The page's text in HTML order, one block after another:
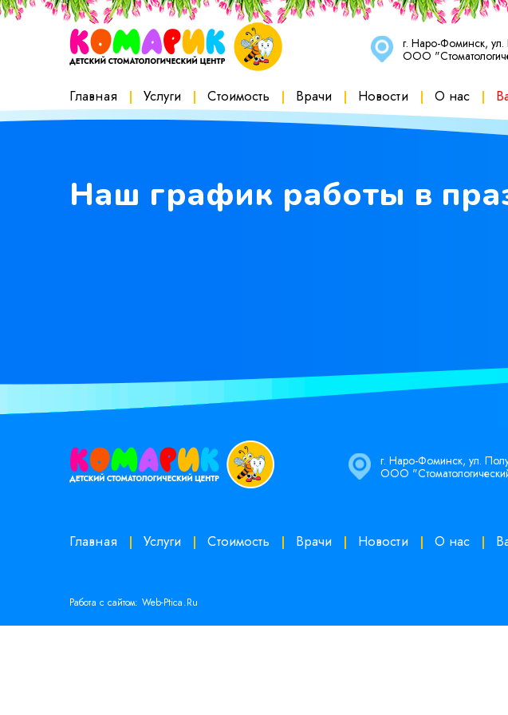
Skip
to
г. Наро-Фоминск,
ООО
Главная Услуги Стоимость Врачи Новости О нас
Наш график работы в
г. Наро-Фоминск, ул.
ООО
Главная Услуги Стоимость Врачи Новости О нас
Работа с сайтом: Web-Ptica.Ru